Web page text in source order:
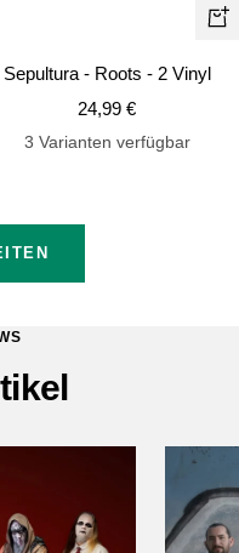
In
Sepultura - Roots - 2 Vinyl
Angebotspreis
24,99 €
3 Varianten verfügbar